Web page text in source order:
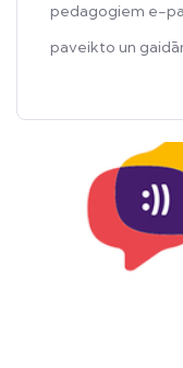
pedagogiem e-
paveikto un